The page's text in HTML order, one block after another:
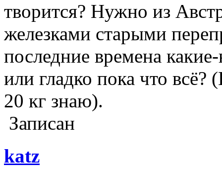
творится? Нужно из
железками старыми
последние времена
или гладко пока что
20 кг знаю).
Записан
katz